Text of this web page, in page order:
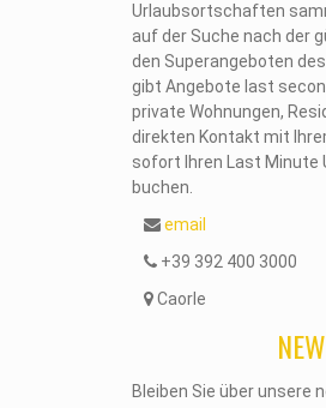
Urlaubsortschaften
auf der Suche nach der
den Superangeboten
gibt Angebote last
private Wohnungen,
direkten Kontakt mit
sofort Ihren Last Minute
buchen.
email
+39 392 400 3000
Caorle
Bleiben Sie über unsere